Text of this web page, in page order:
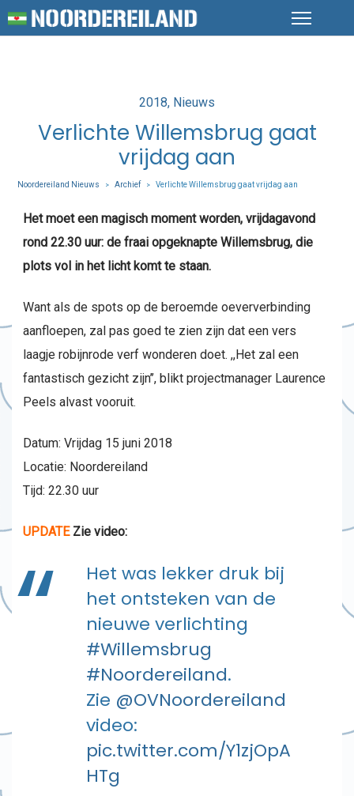
Posted
in
2018 Nieuws
Verlichte Willemsbrug gaat
vrijdag aan
Noordereiland Nieuws > Archief > Verlichte Willemsbrug gaat vrijdag aan
Het moet een magisch moment worden, vrijdagavond
rond 22.30 uur: de fraai opgeknapte Willemsbrug, die
plots vol in het licht komt te staan.
Want als de spots op de beroemde oeververbinding
aanfloepen, zal pas goed te zien zijn dat een vers
laagje robijnrode verf wonderen doet. ,,Het zal een
fantastisch gezicht zijn’’, blikt projectmanager Laurence
Peels alvast vooruit.
Datum: Vrijdag 15 juni 2018
Locatie: Noordereiland
Tijd: 22.30 uur
UPDATE Zie video:
Het was lekker druk bij
het ontsteken van de
nieuwe verlichting
#Willemsbrug
#Noordereiland.
Zie @OVNoordereiland
video:
pic.twitter.com/Y1zjOpA
HTg